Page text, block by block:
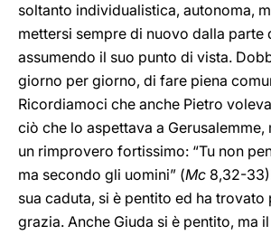
soltanto individualistica, autonoma,
mettersi sempre di nuovo dalla parte
assumendo il suo punto di vista.
giorno per giorno, di fare piena
Ricordiamoci che anche Pietro
ciò che lo aspettava a Gerusalemme,
un rimprovero fortissimo: “Tu non
ma secondo gli uomini” (Mc 8,32-
sua caduta, si è pentito ed ha trovato
grazia. Anche Giuda si è pentito, ma